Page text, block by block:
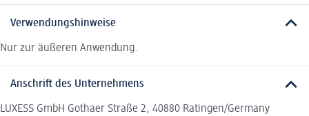
Verwendungshinweise
Nur zur äußeren Anwendung.
Anschrift des Unternehmens
LUXESS GmbH Gothaer Straße 2, 40880 Ratingen/Germany